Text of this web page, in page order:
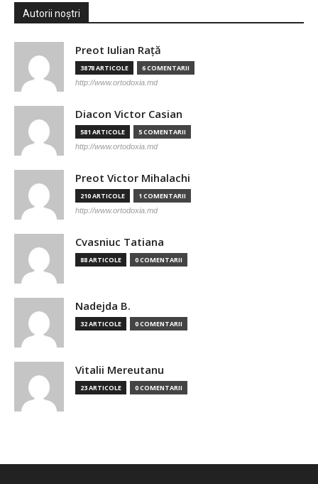
Autorii noștri
Preot Iulian Raţă
3878 ARTICOLE 6 COMENTARII
http://www.ortodoxia.md
Diacon Victor Casian
581 ARTICOLE 5 COMENTARII
http://www.ortodoxia.md
Preot Victor Mihalachi
210 ARTICOLE 1 COMENTARII
http://www.ortodoxia.md
Cvasniuc Tatiana
88 ARTICOLE 0 COMENTARII
Nadejda B.
32 ARTICOLE 0 COMENTARII
Vitalii Mereutanu
23 ARTICOLE 0 COMENTARII